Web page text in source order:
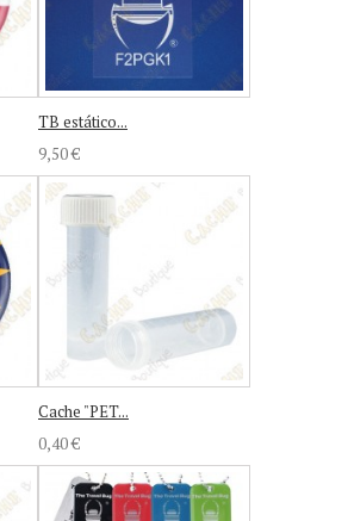
TB estático...
9,50 €
Cache "PET...
0,40 €